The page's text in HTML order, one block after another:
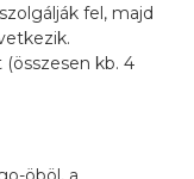
fel, majd
kb. 4